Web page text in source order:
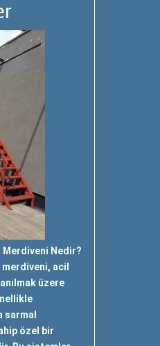
Merdiveni Nedir?
merdiveni, acil
üzere
sarmal
özel bir